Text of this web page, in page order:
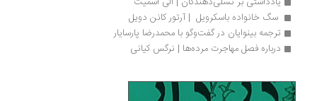
سگ خانواده باسکرویل  | آرتور کانن دویل
ترجمه بینوایان در گفت‌وگو با محمدرضا پارسایار
درباره فصل مهاجرت مرده‌‏ها | نرگس کیانی